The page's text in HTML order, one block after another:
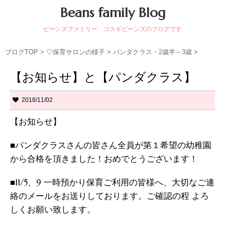
Beans family Blog
ビーンズファミリー コスギビーンズのブログです
ブログTOP > ♡保育サロンの様子 > パンダクラス・2歳半～3歳 >
【お知らせ】と【パンダクラス】
2018/11/02
【お知らせ】
■パンダクラスさんの皆さん全員が第１希望の幼稚園
から合格を頂きました！おめでとうございます！
■11/5、9 一時預かり保育ご利用の皆様へ、大切なご連
絡のメールをお送りしております。ご確認の程 よろ
しくお願い致します。